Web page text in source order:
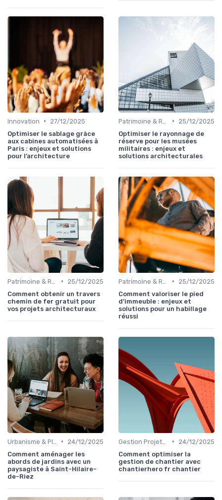
Innovation •
27/12/2025
Optimiser le sablage grâce
aux cabines automatisées à
Paris : enjeux et solutions
pour l’architecture
•
25/12/2025
Optimiser le rayonnage de
réserve pour les musées
militaires : enjeux et
solutions architecturales
•
25/12/2025
Comment obtenir un travers
chemin de fer gratuit pour
vos projets architecturaux
•
25/12/2025
Comment valoriser le pied
d’immeuble : enjeux et
solutions pour un habillage
réussi
•
24/12/2025
Comment aménager les
abords de jardins avec un
paysagiste à Saint-Hilaire-
de-Riez
•
24/12/2025
Comment optimiser la
gestion de chantier avec
chantierhero fr chantier